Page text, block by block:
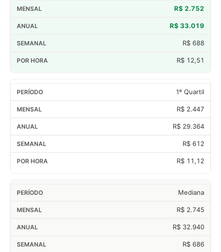
R$ 2.752
R$ 33.019
R$ 688
R$ 12,51
1º Quartil
R$ 2.447
R$ 29.364
R$ 612
R$ 11,12
Mediana
R$ 2.745
R$ 32.940
R$ 686